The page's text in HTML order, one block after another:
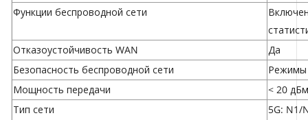
Функции беспроводной сети
Отказоустойчивость WAN
Да
Безопасность беспроводной сети
Режимы
Мощность передачи
< 20
Тип сети
5G: N1/